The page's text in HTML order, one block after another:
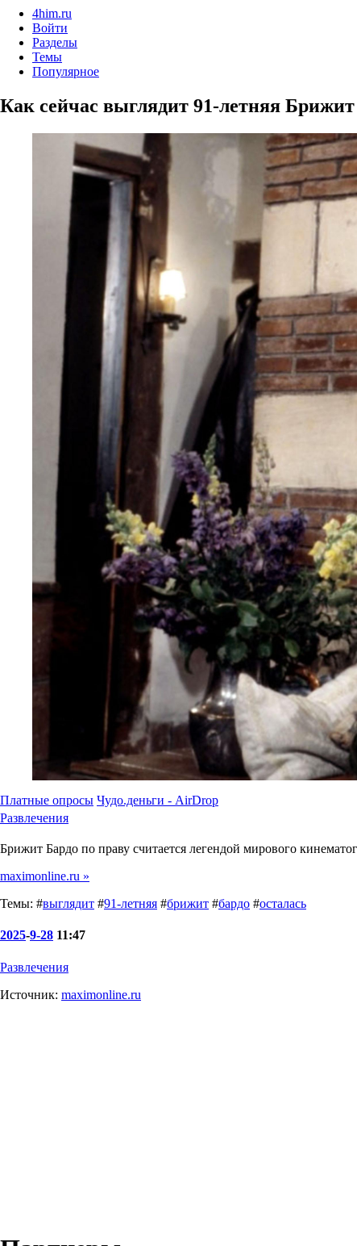
4him.ru
Войти
Разделы
Темы
Популярное
Как сейчас выглядит 91-летняя Брижит
Платные опросы Чудо.деньги - AirDrop
Развлечения
Брижит Бардо по праву считается легендой мирового
maximonline.ru »
Темы: #выглядит #91-летняя #брижит #бардо #осталась
2025-9-28 11:47
Развлечения
Источник: maximonline.ru